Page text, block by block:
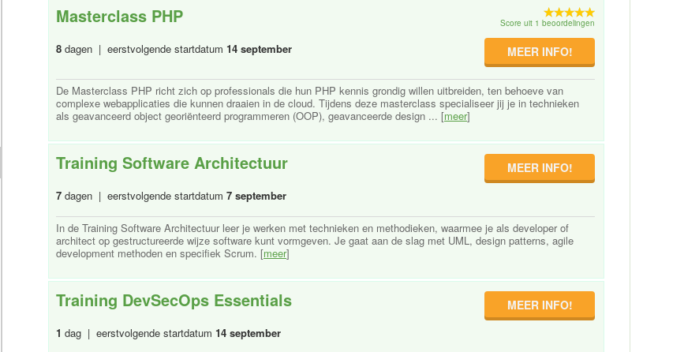
Masterclass PHP
8 dagen | eerstvolgende startdatum 14 september
Score uit 1 beoordelingen
MEER INFO!
De Masterclass PHP richt zich op professionals die hun PHP kennis grondig willen uitbreiden, ten behoeve van
complexe webapplicaties die kunnen draaien in de cloud. Tijdens deze masterclass specialiseer jij je in technieken
als geavanceerd object georiënteerd programmeren (OOP), geavanceerde design ... [meer]
Training Software Architectuur
7 dagen | eerstvolgende startdatum 7 september
MEER INFO!
In de Training Software Architectuur leer je werken met technieken en methodieken, waarmee je als developer of
architect op gestructureerde wijze software kunt vormgeven. Je gaat aan de slag met UML, design patterns, agile
development methoden en specifiek Scrum. [meer]
Training DevSecOps Essentials
1 dag | eerstvolgende startdatum 14 september
MEER INFO!